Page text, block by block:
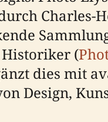
(
dies mit
Design,